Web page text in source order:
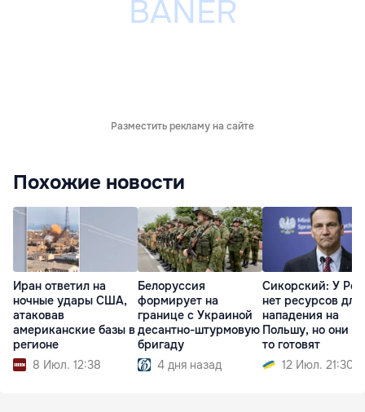
Разместить рекламу на сайте
Похожие новости
Иран ответил на
ночные удары США,
атаковав
американские базы в
регионе
8 Июл. 12:38
Белоруссия
формирует на
границе с Украиной
десантно-штурмовую
бригаду
4 дня назад
Сикорский: У
нет ресурсов для
нападения на
Польшу, но они
то готовят
12 Июл. 21:30